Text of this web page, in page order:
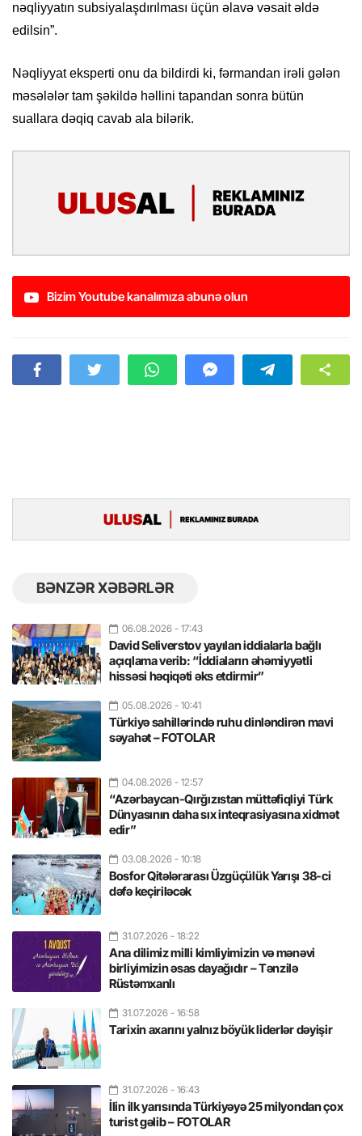
nəqliyyatın subsiyalaşdırılması üçün əlavə vəsait əldə
edilsin”.
Nəqliyyat eksperti onu da bildirdi ki, fərmandan irəli gələn
məsələlər tam şəkildə həllini tapandan sonra bütün
suallara dəqiq cavab ala bilərik.
Bizim Youtube kanalımıza abunə olun
BƏNZƏR XƏBƏRLƏR
06.08.2026 - 17:43
David Seliverstov yayılan iddialarla bağlı
açıqlama verib: “İddiaların əhəmiyyətli
hissəsi həqiqəti əks etdirmir”
05.08.2026 - 10:41
Türkiyə sahillərində ruhu dinləndirən mavi
səyahət – FOTOLAR
04.08.2026 - 12:57
“Azərbaycan-Qırğızıstan müttəfiqliyi Türk
Dünyasının daha sıx inteqrasiyasına xidmət
edir”
03.08.2026 - 10:18
Bosfor Qitələrarası Üzgüçülük Yarışı 38-ci
dəfə keçiriləcək
31.07.2026 - 18:22
Ana dilimiz milli kimliyimizin və mənəvi
birliyimizin əsas dayağıdır – Tənzilə
Rüstəmxanlı
31.07.2026 - 16:58
Tarixin axarını yalnız böyük liderlər dəyişir
31.07.2026 - 16:43
İlin ilk yarısında Türkiyəyə 25 milyondan çox
turist gəlib – FOTOLAR